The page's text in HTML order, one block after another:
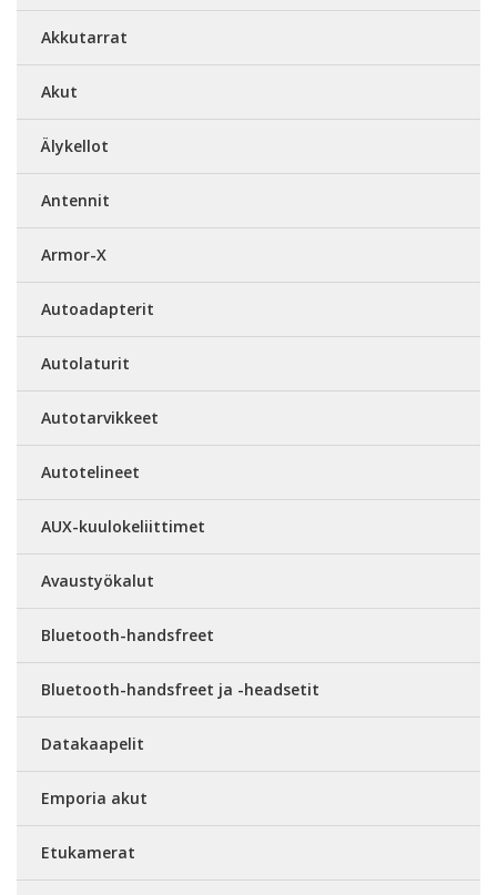
Akkutarrat
Akut
Älykellot
Antennit
Armor-X
Autoadapterit
Autolaturit
Autotarvikkeet
Autotelineet
AUX-kuulokeliittimet
Avaustyökalut
Bluetooth-handsfreet
Bluetooth-handsfreet ja -headsetit
Datakaapelit
Emporia akut
Etukamerat